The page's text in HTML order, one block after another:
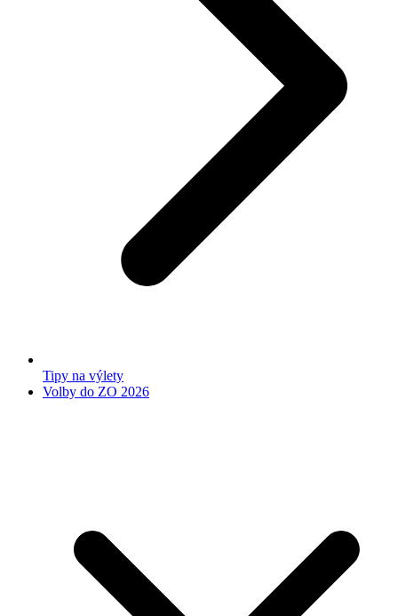
Tipy na výlety
Volby do ZO 2026